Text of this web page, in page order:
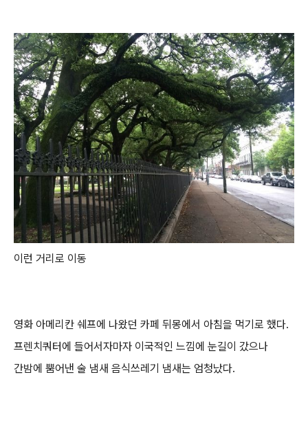
이런 거리로 이동
영화 아메리칸 쉐프에 나왔던 카페 뒤몽에서 아침을 먹기로 했다.
프렌치쿼터에 들어서자마자 이국적인 느낌에 눈길이 갔으나
간밤에 뿜어낸 술 냄새 음식쓰레기 냄새는 엄청났다.